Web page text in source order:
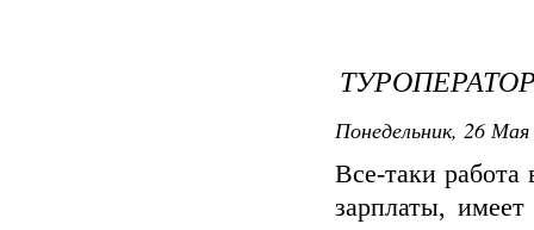
Понедельник, 26
Все-таки работа
зарплаты,